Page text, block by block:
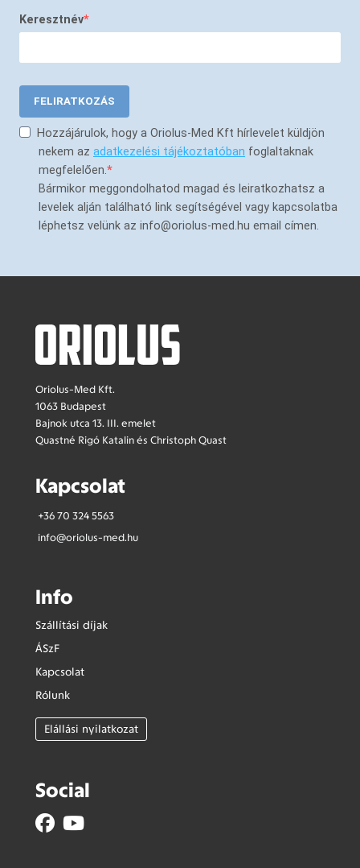
Keresztnév
FELIRATKOZÁS
Hozzájárulok, hogy a Oriolus-Med Kft hírlevelet küldjön
nekem az adatkezelési tájékoztatóban foglaltaknak
megfelelően.
Bármikor meggondolhatod magad és leiratkozhatsz a
levelek alján található link segítségével vagy kapcsolatba
léphetsz velünk az info@oriolus-med.hu email címen.
Oriolus-Med Kft.
1063 Budapest
Bajnok utca 13. III. emelet
Quastné Rigó Katalin és Christoph Quast
Kapcsolat
+36 70 324 5563
info@oriolus-med.hu
Info
Szállítási díjak
ÁSzF
Kapcsolat
Rólunk
Elállási nyilatkozat
Social